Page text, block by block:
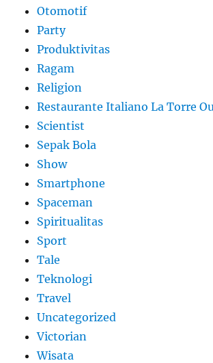
Otomotif
Party
Produktivitas
Ragam
Religion
Restaurante Italiano La Torre
Scientist
Sepak Bola
Show
Smartphone
Spaceman
Spiritualitas
Sport
Tale
Teknologi
Travel
Uncategorized
Victorian
Wisata